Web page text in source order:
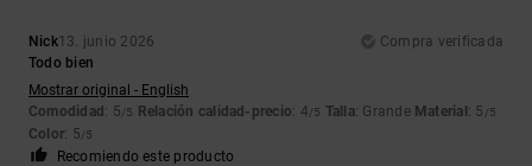
Nick13. junio 2026
Compra verificada
Todo bien
Mostrar original - English
Comodidad: 5/5 Relación calidad-precio: 4/5 Talla: Grande Material: 5 /5
Color: 5/5
Recomiendo este producto